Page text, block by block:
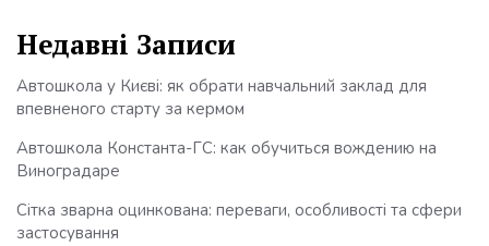
Недавні Записи
Автошкола у Києві: як обрати навчальний заклад для
впевненого старту за кермом
Автошкола Константа-ГС: как обучиться вождению на
Виноградаре
Сітка зварна оцинкована: переваги, особливості та сфери
застосування